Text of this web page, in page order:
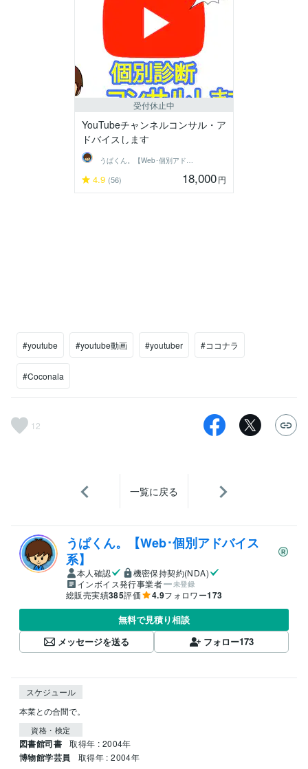
受付休止中
YouTubeチャンネルコンサル・ア
ドバイスします
4.9 (56) 18,000円
#youtube #youtube動画 #youtuber #ココナラ
#Coconala
12
一覧に戻る
うぱくん。【Web･個別アドバイス
系】
本人確認
機密保持契約(NDA)
インボイス発行事業者
未登録
総販売実績385評価 4.9フォロワー173
無料で見積り相談
メッセージを送る
フォロー173
スケジュール
本業との合間で。
資格・検定
図書館司書 取得年 : 2004年
博物館学芸員 取得年 : 2004年